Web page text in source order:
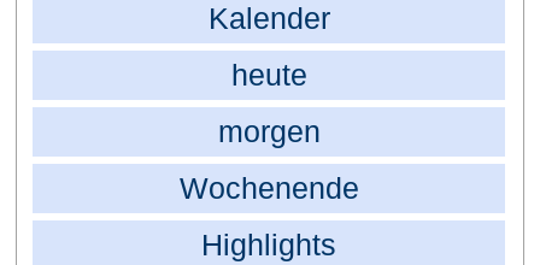
Kalender
heute
morgen
Wochenende
Highlights